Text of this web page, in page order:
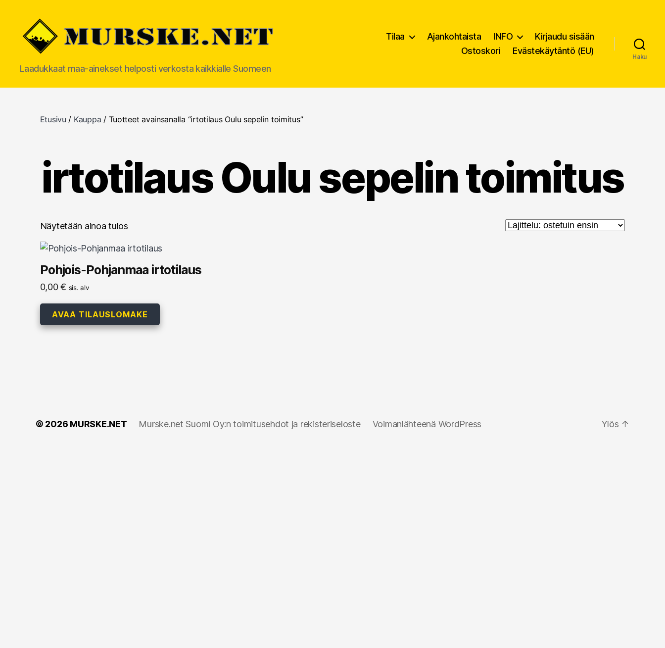
MURSKE.NET
Laadukkaat maa-ainekset helposti verkosta kaikkialle Suomeen
Tilaa Ajankohtaista INFO
Kirjaudu sisään
Ostoskori
Evästekäytäntö (EU)
Haku
Etusivu / Kauppa / Tuotteet avainsanalla “irtotilaus Oulu sepelin toimitus”
irtotilaus Oulu sepelin toimitus
Näytetään ainoa tulos
Pohjois-Pohjanmaa irtotilaus
0,00€ sis. alv
AVAA TILAUSLOMAKE
© 2026 MURSKE.NET Murske.net Suomi Oy:n toimitusehdot ja rekisteriseloste Voimanlähteenä WordPress Ylös ↑